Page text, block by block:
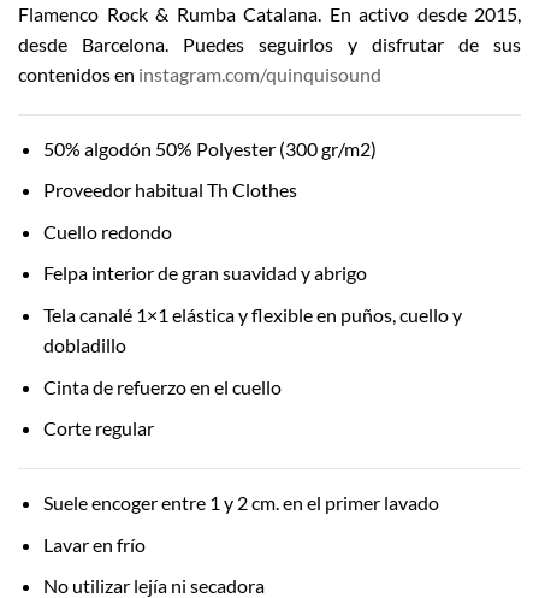
Flamenco Rock & Rumba Catalana. En activo desde 2015,
desde Barcelona. Puedes seguirlos y disfrutar de sus
contenidos en instagram.com/quinquisound
50% algodón 50% Polyester (300 gr/m2)
Proveedor habitual Th Clothes
Cuello redondo
Felpa interior de gran suavidad y abrigo
Tela canalé 1×1 elástica y flexible en puños, cuello y
dobladillo
Cinta de refuerzo en el cuello
Corte regular
Suele encoger entre 1 y 2 cm. en el primer lavado
Lavar en frío
No utilizar lejía ni secadora